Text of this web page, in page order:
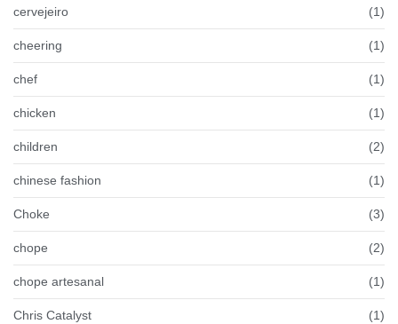
cervejeiro (1)
cheering (1)
chef (1)
chicken (1)
children (2)
chinese fashion (1)
Choke (3)
chope (2)
chope artesanal (1)
Chris Catalyst (1)